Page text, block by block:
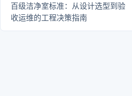
百级洁净室标准：从设计选型到验
收运维的工程决策指南